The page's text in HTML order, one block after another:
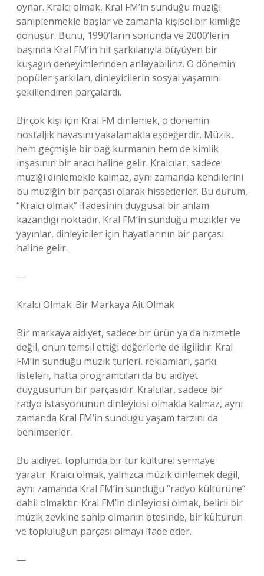
oynar. Kralcı olmak, Kral FM’in sunduğu müziği
sahiplenmekle başlar ve zamanla kişisel bir kimliğe
dönüşür. Bunu, 1990’ların sonunda ve 2000’lerin
başında Kral FM’in hit şarkılarıyla büyüyen bir
kuşağın deneyimlerinden anlayabiliriz. O dönemin
popüler şarkıları, dinleyicilerin sosyal yaşamını
şekillendiren parçalardı.
Birçok kişi için Kral FM dinlemek, o dönemin
nostaljik havasını yakalamakla eşdeğerdir. Müzik,
hem geçmişle bir bağ kurmanın hem de kimlik
inşasının bir aracı haline gelir. Kralcılar, sadece
müziği dinlemekle kalmaz, aynı zamanda kendilerini
bu müziğin bir parçası olarak hissederler. Bu durum,
“Kralcı olmak” ifadesinin duygusal bir anlam
kazandığı noktadır. Kral FM’in sunduğu müzikler ve
yayınlar, dinleyiciler için hayatlarının bir parçası
haline gelir.
—
Kralcı Olmak: Bir Markaya Ait Olmak
Bir markaya aidiyet, sadece bir ürün ya da hizmetle
değil, onun temsil ettiği değerlerle de ilgilidir. Kral
FM’in sunduğu müzik türleri, reklamları, şarkı
listeleri, hatta programcıları da bu aidiyet
duygusunun bir parçasıdır. Kralcılar, sadece bir
radyo istasyonunun dinleyicisi olmakla kalmaz, aynı
zamanda Kral FM’in sunduğu yaşam tarzını da
benimserler.
Bu aidiyet, toplumda bir tür kültürel sermaye
yaratır. Kralcı olmak, yalnızca müzik dinlemek değil,
aynı zamanda Kral FM’in sunduğu “radyo kültürüne”
dahil olmaktır. Kral FM’in dinleyicisi olmak, belirli bir
müzik zevkine sahip olmanın ötesinde, bir kültürün
ve topluluğun parçası olmayı ifade eder.
—